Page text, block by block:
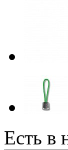
Есть в